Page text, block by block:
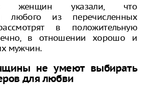
женщин указали, что
любого из перечисленных
в положительную
в отношении хорошо и
мужчин.
не умеют выбирать
для любви